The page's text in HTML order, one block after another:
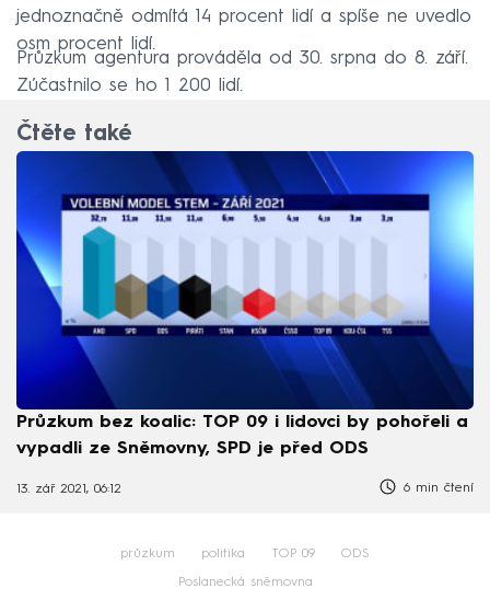
jednoznačně odmítá 14 procent lidí a spíše ne uvedlo
osm procent lidí.
Průzkum agentura prováděla od 30. srpna do 8. září.
Zúčastnilo se ho 1 200 lidí.
Čtěte také
Průzkum bez koalic: TOP 09 i lidovci by pohořeli a
vypadli ze Sněmovny, SPD je před ODS
13. zář 2021, 06:12 6 min čtení
průzkum politika TOP 09 ODS
Poslanecká sněmovna